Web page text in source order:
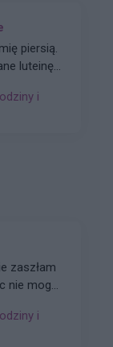
piersią.
luteinę l,
się.
Około
i
zaszłam
nie mogę
w tym
się nie
i